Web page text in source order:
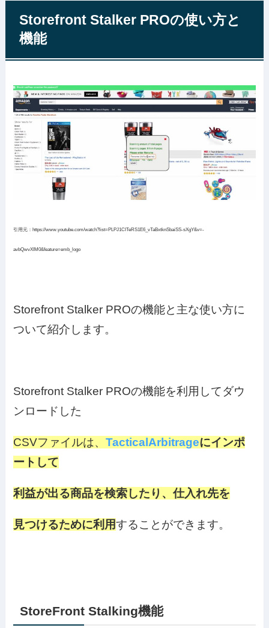
Storefront Stalker PROの使い方と
機能
引用元：https://www.youtube.com/watch?list=PLPJ1CITeRS1E6_vTaBxtknSbaiSS-sXgY&v=-
avbQwvXIM0&feature=emb_logo
Storefront Stalker PROの機能と主な使い方に
ついて紹介します。
Storefront Stalker PROの機能を利用してダウ
ンロードした
CSVファイルは、TacticalArbitrageにインポ
ートして
利益が出る商品を検索したり、仕入れ先を
見つけるために利用することができます。
StoreFront Stalking機能